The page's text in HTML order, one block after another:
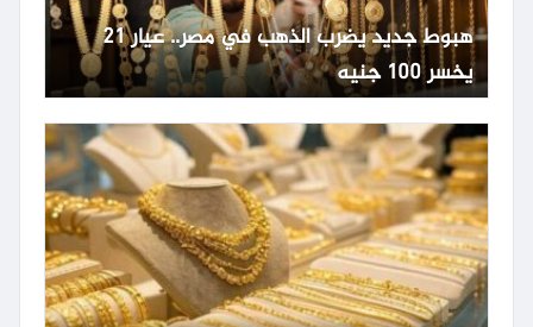
هبوط جديد يضرب الذهب في مصر.. عيار 21
يخسر 100 جنيه